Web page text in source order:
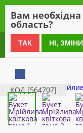
0 800 21 54
КОД [564707]
Вам
область?
ТАК НІ,